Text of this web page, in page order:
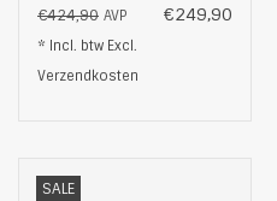
€424,90 AVP €249,90
* Incl. btw Excl.
Verzendkosten
SALE